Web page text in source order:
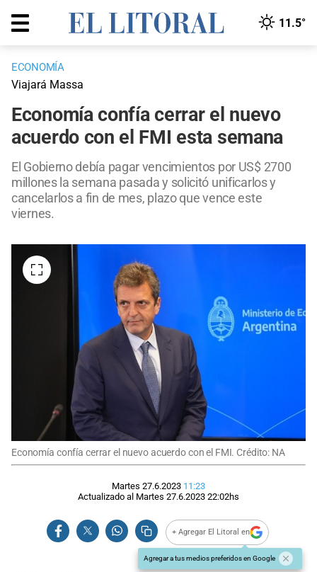
11.5°
ECONOMÍA
Viajará Massa
Economía confía cerrar el nuevo
acuerdo con el FMI esta semana
El Gobierno debía pagar vencimientos por US$ 2700
millones la semana pasada y solicitó unificarlos y
cancelarlos a fin de mes, plazo que vence este
viernes.
Economía confía cerrar el nuevo acuerdo con el FMI. Crédito: NA
Martes 27.6.2023 11:23
Actualizado al Martes 27.6.2023 22:02hs
+ Agregar El Litoral en
Agregar a tus medios preferidos en Google